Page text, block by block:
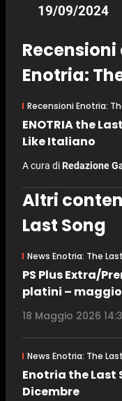
19/09/2024
Enotria:
Recensioni Enotria:
ENOTRIA the
Like Italiano
A cura diRedazione
Altri
Last Song
News Enotria: The
PS Plus Extra/
platini – maggio
18 Maggio 2026
News Enotria: The
Enotria the Last
Dicembre